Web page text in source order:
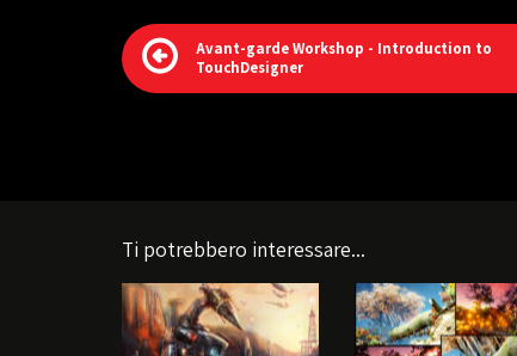
Avant-garde Workshop - Introduction to
TouchDesigner
Ti potrebbero interessare...